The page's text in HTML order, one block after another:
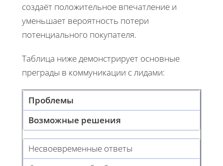
создаёт положительное впечатление и
уменьшает вероятность потери
потенциального покупателя.
Таблица ниже демонстрирует основные
преграды в коммуникации с лидами:
Проблемы
Возможные решения
Несвоевременные ответы